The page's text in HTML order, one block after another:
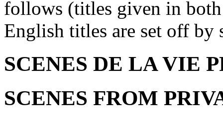
follows (titles given in
English titles are set off by
SCENES DE LA VIE
SCENES FROM